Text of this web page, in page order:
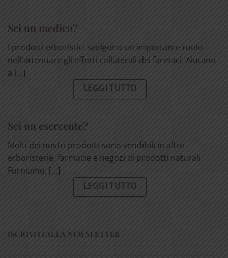
Sei un medico?
I prodotti erboristici svolgono un importante ruolo
nell'attenuare gli effetti collaterali dei farmaci. Aiutano
a [...]
LEGGI TUTTO
Sei un esercente?
Molti dei nostri prodotti sono vendibili in altre
erboristerie, farmacie e negozi di prodotti naturali.
Forniamo, [...]
LEGGI TUTTO
ISCRIVITI ALLA NEWSLETTER